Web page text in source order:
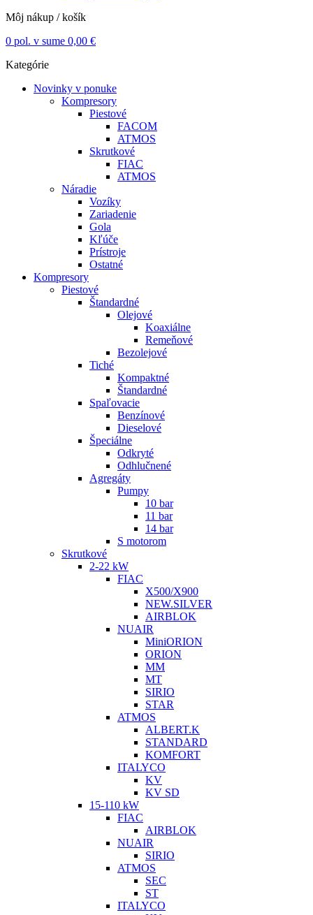
Môj nákup / košík
0 pol. v sume 0,00 €
Kategórie
Novinky v ponuke
Kompresory
Piestové
FACOM
ATMOS
Skrutkové
FIAC
ATMOS
Náradie
Vozíky
Zariadenie
Gola
Kľúče
Prístroje
Ostatné
Kompresory
Piestové
Štandardné
Olejové
Koaxiálne
Remeňové
Bezolejové
Tiché
Kompaktné
Štandardné
Spaľovacie
Benzínové
Dieselové
Špeciálne
Odkryté
Odhlučnené
Agregáty
Pumpy
10 bar
11 bar
14 bar
S motorom
Skrutkové
2-22 kW
FIAC
X500/X900
NEW.SILVER
AIRBLOK
NUAIR
MiniORION
ORION
MM
MT
SIRIO
STAR
ATMOS
ALBERT.K
STANDARD
KOMFORT
ITALYCO
KV
KV SD
15-110 kW
FIAC
AIRBLOK
NUAIR
SIRIO
ATMOS
SEC
ST
ITALYCO